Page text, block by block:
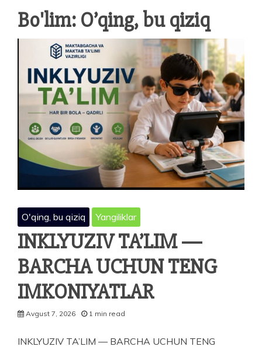
Bo'lim: O’qing, bu qiziq
O'qing, bu qiziq Yangiliklar
INKLYUZIV TA’LIM —
BARCHA UCHUN TENG
IMKONIYATLAR
Avgust 7, 2026 1 min read
INKLYUZIV TA’LIM — BARCHA UCHUN TENG